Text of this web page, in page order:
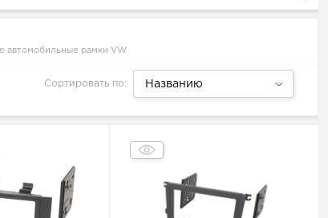
автомобильные рамки VW
Сортировать по: Названию